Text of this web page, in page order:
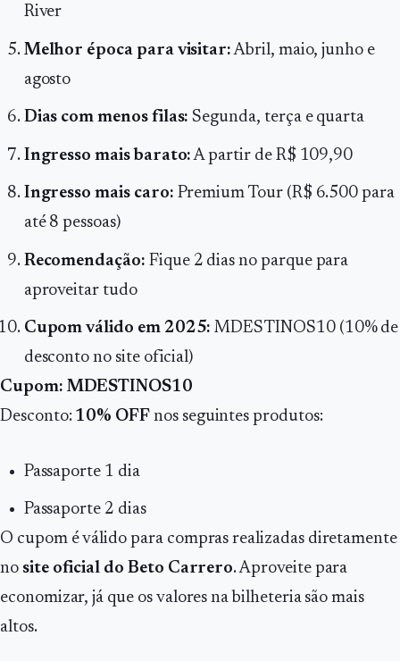
River
Melhor época para visitar:Abril, maio, junho e
agosto
Dias com menos filas: Segunda, terça e quarta
Ingresso mais barato:A partir de R$ 109,90
Ingresso mais caro: Premium Tour (R$ 6.500 para
até 8 pessoas)
Recomendação: Fique 2 dias no parque para
aproveitar tudo
Cupom válido em 2025: MDESTINOS10 (10% de
desconto no site oficial)
Cupom: MDESTINOS10
Desconto: 10% OFF nos seguintes produtos:
Passaporte 1 dia
Passaporte 2 dias
O cupom é válido para compras realizadas diretamente
no site oficial do Beto Carrero. Aproveite para
economizar, já que os valores na bilheteria são mais
altos.